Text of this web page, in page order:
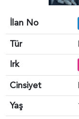
İlan No
Tür
Irk
Cinsiyet
Yaş